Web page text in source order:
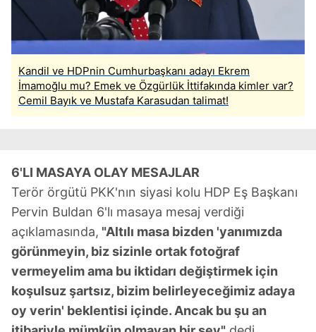
Kandil ve HDPnin Cumhurbaşkanı adayı Ekrem
İmamoğlu mu? Emek ve Özgürlük İttifakında kimler var?
Cemil Bayık ve Mustafa Karasudan talimat!
6'LI MASAYA OLAY MESAJLAR
Terör örgütü PKK'nın siyasi kolu HDP Eş Başkanı
Pervin Buldan 6'lı masaya mesaj verdiği
açıklamasında, "Altılı masa bizden 'yanımızda
görünmeyin, biz sizinle ortak fotoğraf
vermeyelim ama bu iktidarı değiştirmek için
koşulsuz şartsız, bizim belirleyeceğimiz adaya
oy verin' beklentisi içinde. Ancak bu şu an